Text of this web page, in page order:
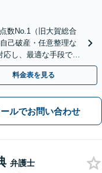
数No.1（旧大賀総合
己破産・任意整理な
応し、最適な手段で生
料金表を見る
ールでお問い合わせ
弁護士